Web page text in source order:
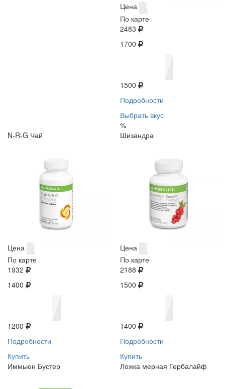
Цена
По карте
2483
1700
1500
Подробности
Выбрать вкус
%
N-R-G Чай
Цена
По карте
1932
1400
1200
Подробности
Купить
Шизандра
Цена
По карте
2188
1500
1400
Подробности
Купить
Иммьюн Бустер
Ложка мерная Гербалайф